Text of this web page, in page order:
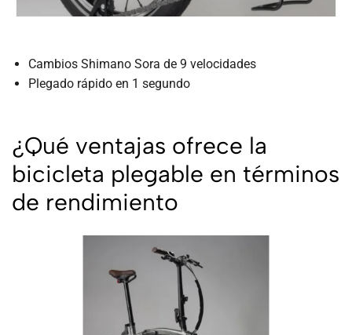
Cambios Shimano Sora de 9 velocidades
Plegado rápido en 1 segundo
¿Qué ventajas ofrece la
bicicleta plegable en términos
de rendimiento